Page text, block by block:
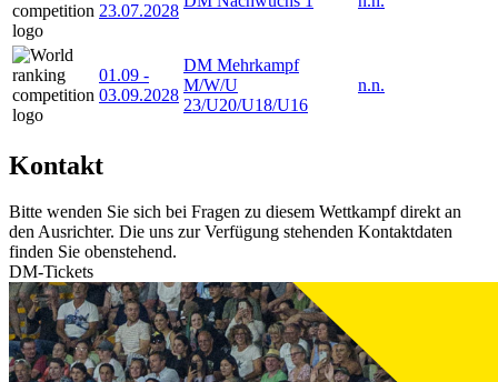
23.07.2028
01.09 -
03.09.2028
DM Mehrkampf
M/W/U
23/U20/U18/U16
n.n.
Kontakt
Bitte wenden Sie sich bei Fragen zu diesem Wettkampf direkt an
den Ausrichter. Die uns zur Verfügung stehenden Kontaktdaten
finden Sie obenstehend.
DM-Tickets